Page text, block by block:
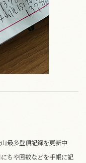
最多登頂記録を更新中
ちや回数などを手帳に記